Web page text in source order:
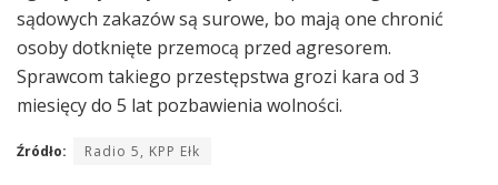
sądowych zakazów są surowe, bo mają one chronić
osoby dotknięte przemocą przed agresorem.
Sprawcom takiego przestępstwa grozi kara od 3
miesięcy do 5 lat pozbawienia wolności.
Źródło: Radio 5, KPP Ełk